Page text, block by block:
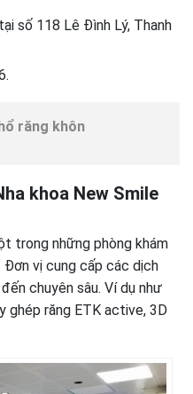
số 118 Lê Đình Lý, Thanh
răng khôn
khoa New Smile
trong những phòng khám
Đơn vị cung cấp các dịch
chuyên sâu. Ví dụ như
ghép răng ETK active, 3D